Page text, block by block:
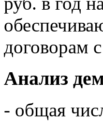
договорам
Анализ
- общая